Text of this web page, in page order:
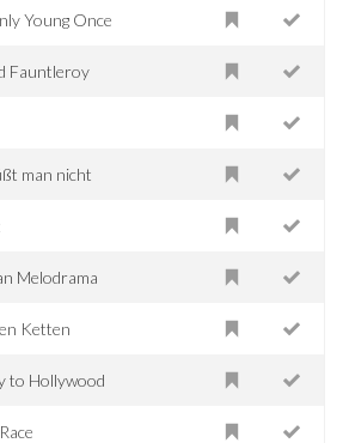
Young Once
Fauntleroy
man nicht
Melodrama
Ketten
to Hollywood